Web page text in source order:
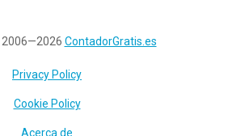
ContadorGratis.es
Privacy Policy
Cookie Policy
Acerca de